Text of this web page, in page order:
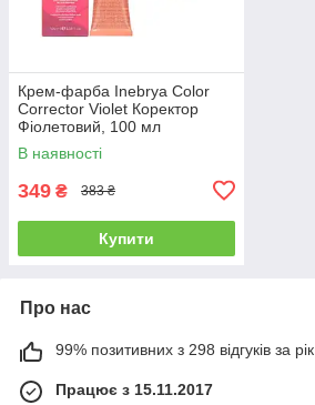
Крем-фарба Inebrya Сolor
Corrector Violet Коректор
Фіолетовий, 100 мл
(1006681)
В наявності
349 ₴ 383 ₴
Купити
Про нас
99% позитивних з 298 відгуків за рік
Працює з 15.11.2017